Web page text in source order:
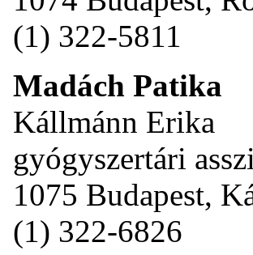
(1) 322-5811
Madách Patika
Kállmánn Erika
gyógyszertári
1075 Budapest,
(1) 322-6826